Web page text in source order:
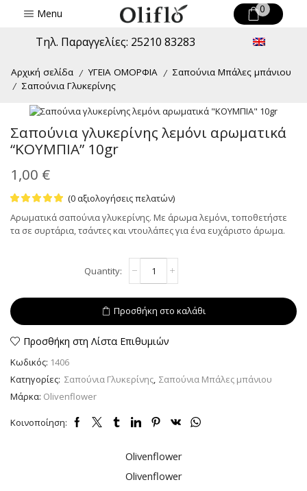
Menu 0
Τηλ. Παραγγελίες: 25210 83283
Αρχική σελίδα / ΥΓΕΙΑ ΟΜΟΡΦΙΑ / Σαπούνια Μπάλες μπάνιου
/ Σαπούνια Γλυκερίνης
Σαπούνια γλυκερίνης λεμόνι αρωματικά
“ΚΟΥΜΠΙΑ” 10gr
1,00 €
(0αξιολογήσεις πελατών)
Αρωματικά σαπούνια γλυκερίνης. Με άρωμα λεμόνι, τοποθετήστε
τα σε συρτάρια, τσάντες και ντουλάπες για ένα ευχάριστο άρωμα.
γλυκερίνης
λεμόνι
αρωματικά
"ΚΟΥΜΠΙΑ"
10gr
ποσότητα
Προσθήκη στο καλάθι
Προσθήκη στη Λίστα Επιθυμιών
Κωδικός: 1406
Κατηγορίες: Σαπούνια Γλυκερίνης Σαπούνια Μπάλες μπάνιου
Μάρκα: Olivenflower
Κοινοποίηση:
Olivenflower
Olivenflower